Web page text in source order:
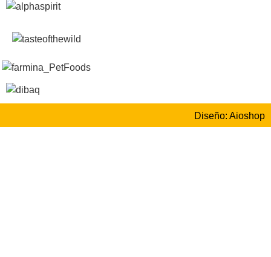
Diseño: Aioshop